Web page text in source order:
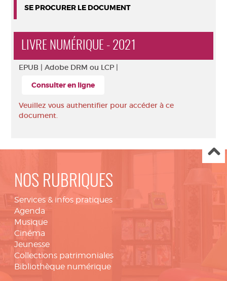
SE PROCURER LE DOCUMENT
LIVRE NUMÉRIQUE - 2021
EPUB | Adobe DRM ou LCP |
Consulter en ligne
Veuillez vous authentifier pour accéder à ce
document.
NOS RUBRIQUES
Services & infos pratiques
Agenda
Musique
Cinéma
Jeunesse
Collections patrimoniales
Bibliothèque numérique